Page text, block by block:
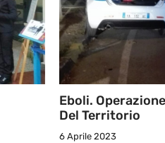
Eboli.
Del Territorio
6 Aprile 2023